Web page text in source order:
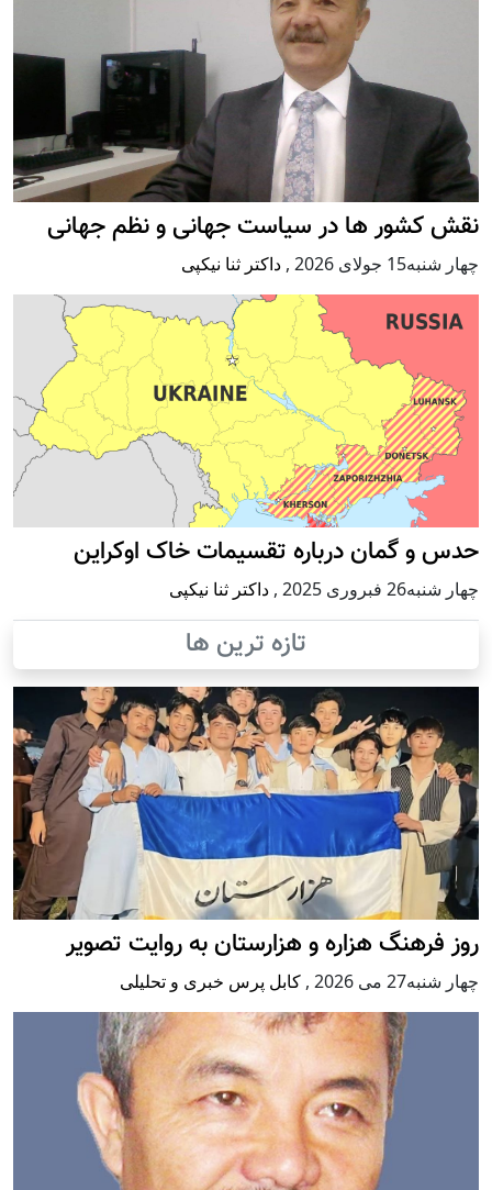
نقش کشور ها در سیاست جهانی و نظم جهانی
چهار شنبه15 جولای 2026 , داکتر ثنا نیکپی
حدس و گمان درباره تقسیمات خاک اوکراین
چهار شنبه26 فبروری 2025 , داکتر ثنا نیکپی
تازه ترین ها
روز فرهنگ هزاره و هزارستان به روایت تصویر
چهار شنبه27 می 2026 , کابل پرس خبری و تحلیلی